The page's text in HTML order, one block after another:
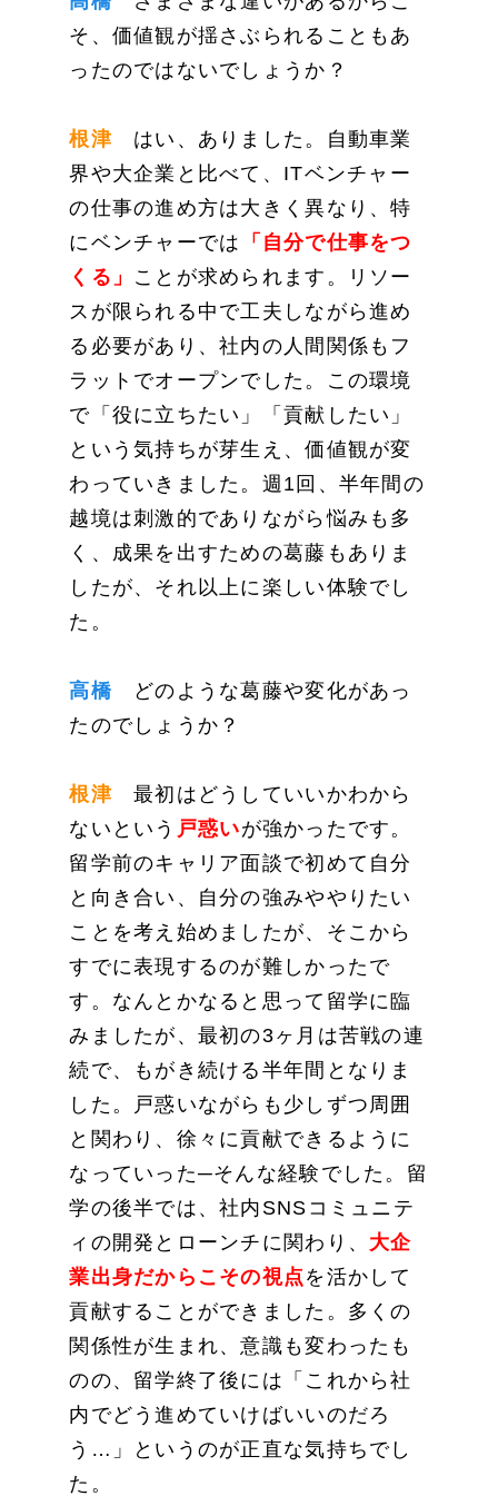
そ、価値観が揺さぶられることもあ
ったのではないでしょうか？
根津はい、ありました。自動車業
界や大企業と比べて、ITベンチャー
の仕事の進め方は大きく異なり、特
にベンチャーでは
「自分で仕事をつ
くる」 ことが求められます。リソー
スが限られる中で工夫しながら進め
る必要があり、社内の人間関係もフ
ラットでオープンでした。この環境
で「役に立ちたい」「貢献したい」
という気持ちが芽生え、価値観が変
わっていきました。週1回、半年間の
越境は刺激的でありながら悩みも多
く、成果を出すための葛藤もありま
したが、それ以上に楽しい体験でし
た。
高橋どのような葛藤や変化があっ
たのでしょうか？
根津最初はどうしていいかわから
ないという 戸惑いが強かったです。
留学前のキャリア面談で初めて自分
と向き合い、自分の強みややりたい
ことを考え始めましたが、そこから
すでに表現するのが難しかったで
す。なんとかなると思って留学に臨
みましたが、最初の3ヶ月は苦戦の連
続で、もがき続ける半年間となりま
した。戸惑いながらも少しずつ周囲
と関わり、徐々に貢献できるように
なっていった─そんな経験でした。留
学の後半では、社内SNSコミュニテ
ィの開発とローンチに関わり、 大企
業出身だからこその視点 を活かして
貢献することができました。多くの
関係性が生まれ、意識も変わったも
のの、留学終了後には「これから社
内でどう進めていけばいいのだろ
う…」というのが正直な気持ちでし
た。